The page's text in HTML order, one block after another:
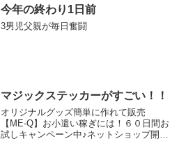
LP ※...
今年の終わり1日前
3男児父親が毎日奮闘
マジックステッカーがすごい！！
オリジナルグッズ簡単に作れて販売
【ME-Q】お小遣い稼ぎには！６０日間お
試しキャンペーン中♪ネットショップ開業